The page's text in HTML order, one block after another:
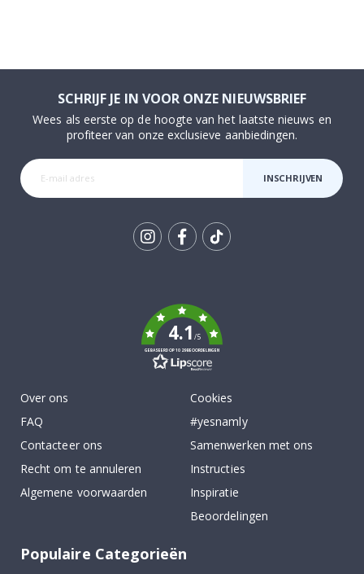
SCHRIJF JE IN VOOR ONZE NIEUWSBRIEF
Wees als eerste op de hoogte van het laatste nieuws en
profiteer van onze exclusieve aanbiedingen.
INSCHRIJVEN
4.1/5
GEBASEERD OP 1029 BEOORDELINGEN
Over ons
FAQ
Contacteer ons
Recht om te annuleren
Algemene voorwaarden
Cookies
#yesnamly
Samenwerken met ons
Instructies
Inspiratie
Beoordelingen
Populaire Categorieën